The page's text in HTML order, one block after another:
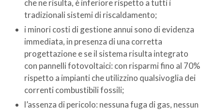
che ne risulta, è inferiore rispetto a tutti i
tradizionali sistemi di riscaldamento;
i minori costi di gestione annui sono di evidenza
immediata, in presenza di una corretta
progettazione e se il sistema risulta integrato
con pannelli fotovoltaici: con risparmi fino al 70%
rispetto a impianti che utilizzino qualsivoglia dei
correnti combustibili fossili;
l’assenza di pericolo: nessuna fuga di gas, nessun